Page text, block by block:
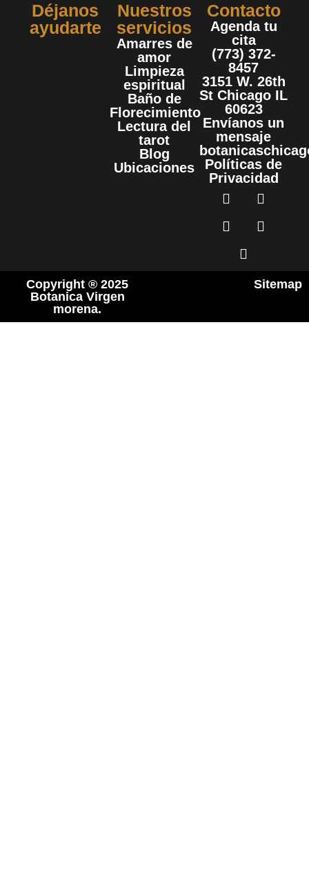
Déjanos
ayudarte
Nuestros
servicios
Amarres de
amor
Limpieza
espiritual
Baño de
Florecimiento
Lectura del
tarot
Blog
Ubicaciones
Contacto
Agenda tu
cita
(773) 372-
8457
3151 W. 26th
St Chicago IL
60623
Envíanos un
mensaje
Políticas de
Privacidad
Copyright ® 2025
Botanica Virgen
morena.
Sitemap